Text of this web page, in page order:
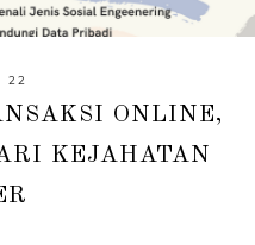
22
ONLINE,
KEJAHATAN